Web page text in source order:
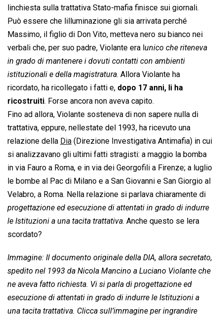
linchiesta sulla trattativa Stato-mafia finisce sui giornali.
Può essere che lilluminazione gli sia arrivata perché
Massimo, il figlio di Don Vito, metteva nero su bianco nei
verbali che, per suo padre, Violante era l unico che riteneva
in grado di mantenere i dovuti contatti con ambienti
istituzionali e della magistratura. Allora Violante ha
ricordato, ha ricollegato i fatti e, dopo 17 anni, li ha
ricostruiti. Forse ancora non aveva capito.
Fino ad allora, Violante sosteneva di non sapere nulla di
trattativa, eppure, nellestate del 1993, ha ricevuto una
relazione della Dia (Direzione Investigativa Antimafia) in cui
si analizzavano gli ultimi fatti stragisti: a maggio la bomba
in via Fauro a Roma, e in via dei Georgofili a Firenze; a luglio
le bombe al Pac di Milano e a San Giovanni e San Giorgio al
Velabro, a Roma. Nella relazione si parlava chiaramente di
progettazione ed esecuzione di attentati in grado di indurre
le Istituzioni a una tacita trattativa. Anche questo se lera
scordato?
Immagine: Il documento originale della DIA, allora secretato,
spedito nel 1993 da Nicola Mancino a Luciano Violante che
ne aveva fatto richiesta. Vi si parla di progettazione ed
esecuzione di attentati in grado di indurre le Istituzioni a
una tacita trattativa. Clicca sull’immagine per ingrandire